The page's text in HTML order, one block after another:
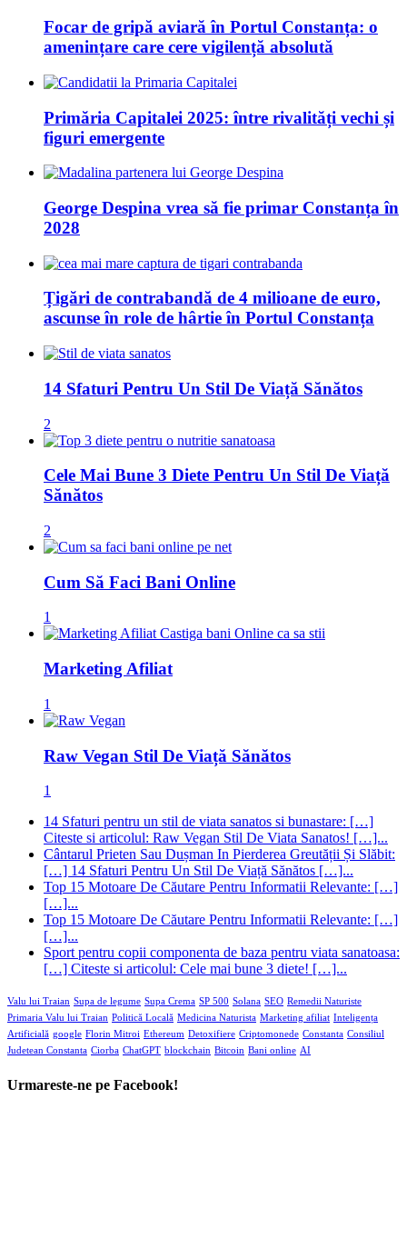
Focar de gripă aviară în Portul Constanța: o
amenințare care cere vigilență absolută
Primăria Capitalei 2025: între rivalități vechi și
figuri emergente
George Despina vrea să fie primar Constanța în
2028
Țigări de contrabandă de 4 milioane de euro,
ascunse în role de hârtie în Portul Constanța
14 Sfaturi Pentru Un Stil De Viață Sănătos
2
Cele Mai Bune 3 Diete Pentru Un Stil De Viață
Sănătos
2
Cum Să Faci Bani Online
1
Marketing Afiliat
1
Raw Vegan Stil De Viață Sănătos
1
14 Sfaturi pentru un stil de viata sanatos si bunastare: […]
Citeste si articolul: Raw Vegan Stil De Viata Sanatos! […]...
Cântarul Prieten Sau Dușman In Pierderea Greutății Și Slăbit:
[…] 14 Sfaturi Pentru Un Stil De Viață Sănătos […]...
Top 15 Motoare De Căutare Pentru Informatii Relevante: […]
[…]...
Top 15 Motoare De Căutare Pentru Informatii Relevante: […]
[…]...
Sport pentru copii componenta de baza pentru viata sanatoasa:
[…] Citeste si articolul: Cele mai bune 3 diete! […]...
Valu lui Traian Supa de legume Supa Crema SP 500 Solana SEO Remedii Naturiste
Primaria Valu lui Traian Politică Locală Medicina Naturista Marketing afiliat Inteligența
Artificială google Florin Mitroi Ethereum Detoxifiere Criptomonede Constanta Consiliul
Judetean Constanta Ciorba ChatGPT blockchain Bitcoin Bani online AI
Urmareste-ne pe Facebook!